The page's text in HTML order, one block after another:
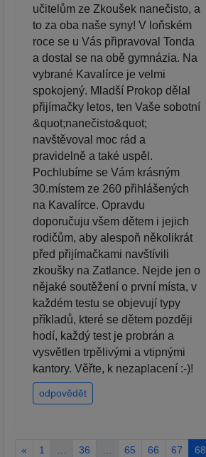
učitelům ze Zkoušek nanečisto, a
to za oba naše syny! V loňském
roce se u Vás připravoval Tonda
a dostal se na obě gymnázia. Na
vybrané Kavalírce je velmi
spokojený. Mladší Prokop dělal
přijímačky letos, ten Vaše sobotní
&quot;nanečisto&quot;
navštěvoval moc rád a
pravidelně a také uspěl.
Pochlubíme se Vám krásným
30.místem ze 260 přihlášených
na Kavalírce. Opravdu
doporučuju všem dětem i jejich
rodičům, aby alespoň několikrát
před přijímačkami navštívili
zkoušky na Zatlance. Nejde jen o
nějaké soutěžení o první místa, v
každém testu se objevují typy
příkladů, které se dětem později
hodí, každý test je probrán a
vysvětlen trpělivými a vtipnými
kantory. Věřte, k nezaplacení :-)!
odpovědět
« 1 36 65 66 67 68